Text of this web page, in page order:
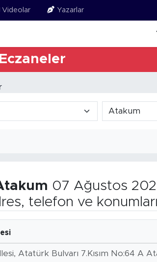
Videolar Yazarlar
07 Ağustos
telefon ve konumları
Atatürk Bulvarı 7.Kısım No:64 A